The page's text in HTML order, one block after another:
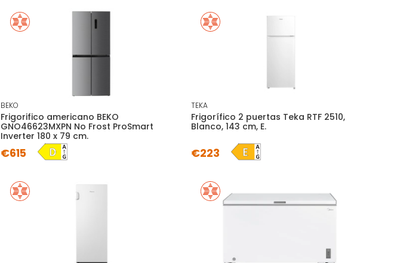
BEKO
Frigorifico americano BEKO
GNO46623MXPN No Frost ProSmart
Inverter 180 x 79 cm.
€615
TEKA
Frigorífico 2 puertas Teka RTF 2510,
Blanco, 143 cm, E.
€223